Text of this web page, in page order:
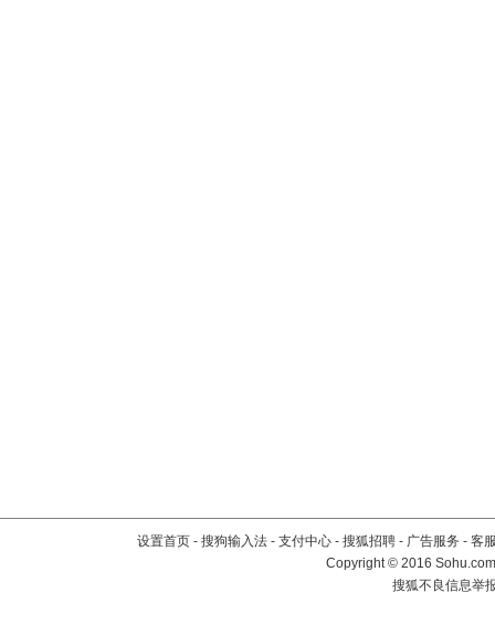
设置首页 - 搜狗输入法 - 支付中心 - 搜狐招聘 - 广告服务 - 客
Copyright©2016
搜狐不良信息举